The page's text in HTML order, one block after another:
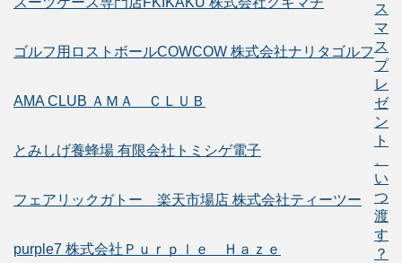
ゴルフ用ロストボールCOWCOW 株式会社ナリタゴルフ
AMA CLUB ＡＭＡ ＣＬＵＢ
とみしげ養蜂場 有限会社トミシゲ電子
フェアリックガトー 楽天市場店 株式会社ティーツー
purple7 株式会社Ｐｕｒｐｌｅ Ｈａｚｅ
ス
マ
ス
プ
レ
ゼ
ン
ト
い
つ
渡
す
？